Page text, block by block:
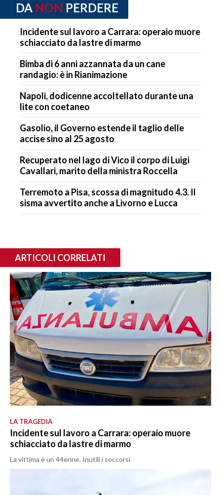
DA NON PERDERE
Incidente sul lavoro a Carrara: operaio muore
schiacciato da lastre di marmo
Bimba di 6 anni azzannata da un cane
randagio: è in Rianimazione
Napoli, dodicenne accoltellato durante una
lite con coetaneo
Gasolio, il Governo estende il taglio delle
accise sino al 25 agosto
Recuperato nel lago di Vico il corpo di Luigi
Cavallari, marito della ministra Roccella
Terremoto a Pisa, scossa di magnitudo 4.3. Il
sisma avvertito anche a Livorno e Lucca
ARTICOLI CORRELATI
LA TRAGEDIA
Incidente sul lavoro a Carrara: operaio muore
schiacciato da lastre di marmo
La vittima è un 44enne. Inutili i soccorsi